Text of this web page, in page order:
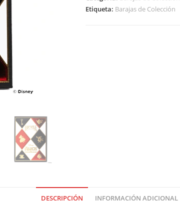
Etiqueta: Barajas de Colección
DESCRIPCIÓN INFORMACIÓN ADICIONAL